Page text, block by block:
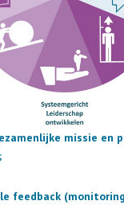
missie en
feedback